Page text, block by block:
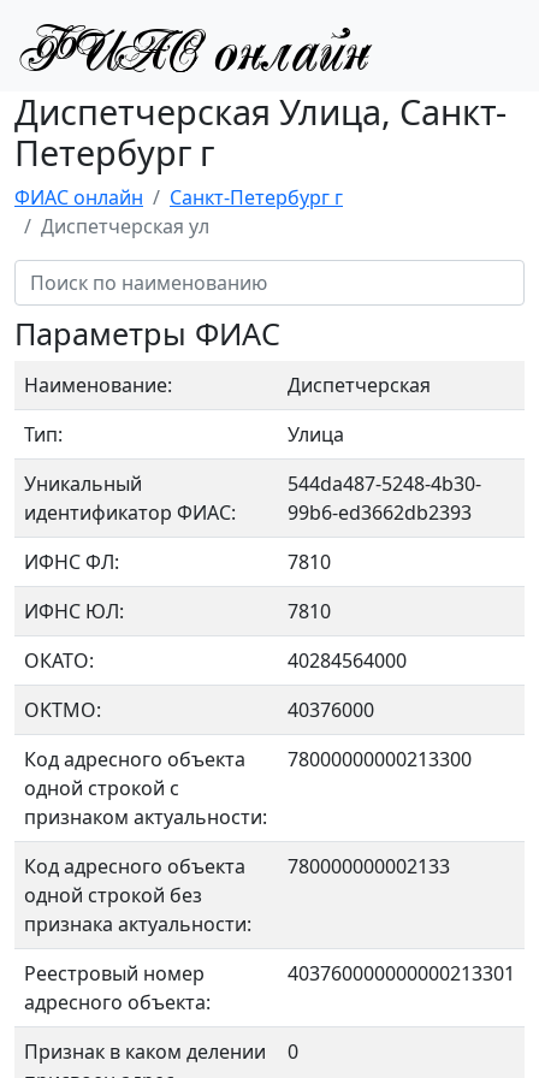
Диспетчерская Улица, Санкт-
Петербург г
ФИАС онлайн
Санкт-Петербург г
Диспетчерская ул
Параметры ФИАС
Наименование:
Диспетчерская
Тип:
Улица
Уникальный
идентификатор ФИАС:
544da487-5248-4b30-
99b6-ed3662db2393
ИФНС ФЛ:
7810
ИФНС ЮЛ:
7810
ОКАТО:
40284564000
OKTMO:
40376000
Код адресного объекта
одной строкой с
признаком актуальности:
78000000000213300
Код адресного объекта
одной строкой без
признака актуальности:
780000000002133
Реестровый номер
адресного объекта:
403760000000000213301
Признак в каком делении
0